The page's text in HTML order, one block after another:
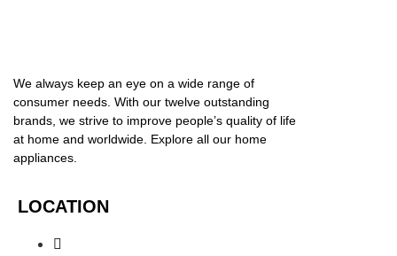
We always keep an eye on a wide range of
consumer needs. With our twelve outstanding
brands, we strive to improve people’s quality of life
at home and worldwide. Explore all our home
appliances.
LOCATION